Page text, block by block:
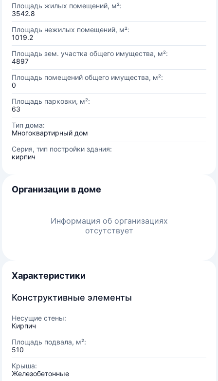
Площадь жилых помещений, м²:
3542.8
Площадь нежилых помещений, м²:
1019.2
Площадь зем. участка общего имущества, м²:
4897
Площадь помещений общего имущества, м²:
0
Площадь парковки, м²:
63
Тип дома:
Многоквартирный дом
Серия, тип постройки здания:
кирпич
Организации в доме
Информация об организациях
отсутствует
Характеристики
Конструктивные элементы
Несущие стены:
Кирпич
Площадь подвала, м²:
510
Крыша:
Железобетонные